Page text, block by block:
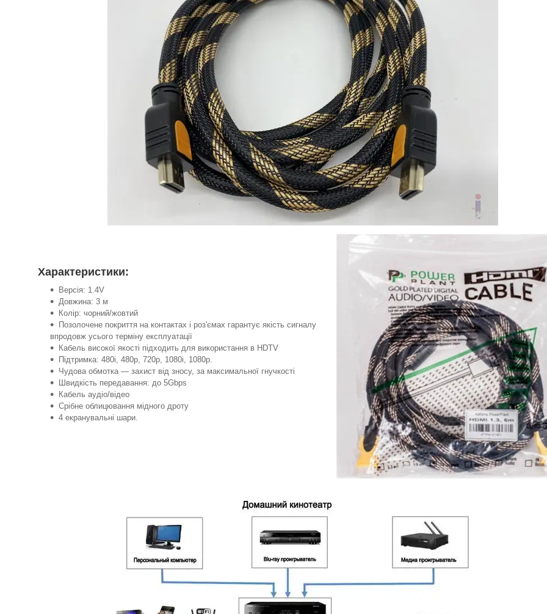
Характеристики:
Версія: 1.4V
Довжина: 3 м
Колір: чорний/жовтий
Позолочене покриття на контактах і роз'ємах гарантує якість сигналу
впродовж усього терміну експлуатації
Кабель високої якості підходить для використання в HDTV
Підтримка: 480i, 480p, 720p, 1080i, 1080p.
Чудова обмотка — захист від зносу, за максимальної гнучкості
Швидкість передавання: до 5Gbps
Кабель аудіо/відео
Срібне облицювання мідного дроту
4 екранувальні шари.